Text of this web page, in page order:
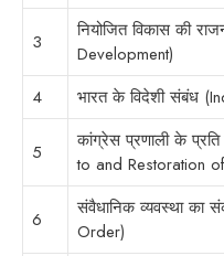
3
नियोजित विकास की
Development)
4
भारत के विदेशी संबंध
5
कांग्रेस प्रणाली के
to and Restoration
6
संवैधानिक व्यवस्था का
Order)